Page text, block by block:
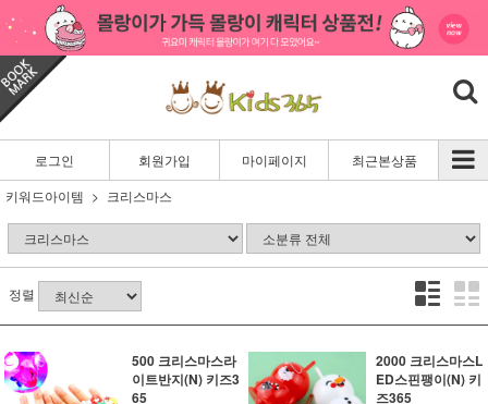
로그인 회원가입 마이페이지
최근본상품
키워드아이템
크리스마스
정렬
500 크리스마스라
이트반지(N) 키즈3
65
2000 크리스마스L
ED스핀팽이(N) 키
즈365